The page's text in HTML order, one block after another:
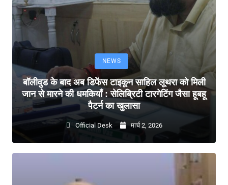
NEWS
बॉलीवुड के बाद अब डिफेंस टाइकून साहिल लूथरा को मिली
जान से मारने की धमकियाँ : सेलिब्रिटी टारगेटिंग जैसा हूबहू
पैटर्न का खुलासा
Official Desk मार्च 2, 2026